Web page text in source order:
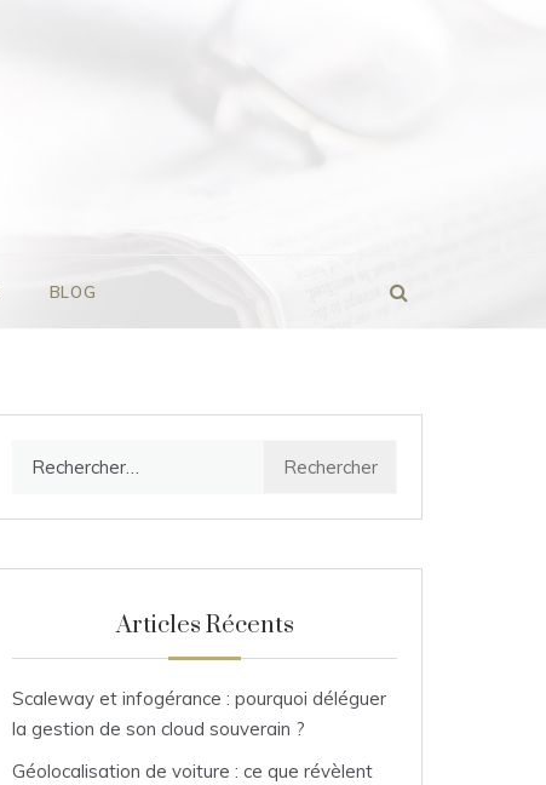
BLOG
Articles Récents
Scaleway et infogérance : pourquoi déléguer
la gestion de son cloud souverain ?
Géolocalisation de voiture : ce que révèlent